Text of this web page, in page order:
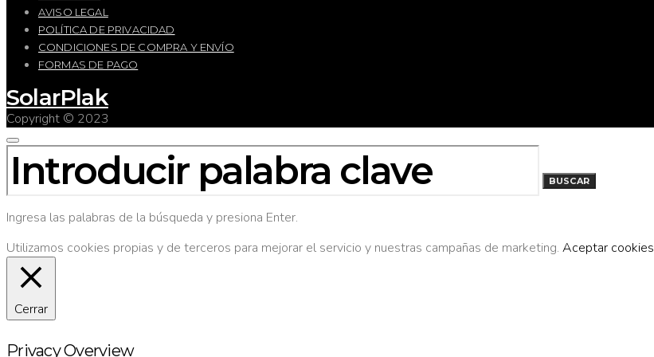
AVISO LEGAL
POLÍTICA DE PRIVACIDAD
CONDICIONES DE COMPRA Y ENVÍO
FORMAS DE PAGO
SolarPlak
Copyright © 2023
BUSCAR
POR:
BUSCAR
Ingresa las palabras de la búsqueda y presiona Enter.
Utilizamos cookies propias y de terceros para mejorar el servicio y nuestras campañas de marketing. Aceptar cookies
Cerrar
Privacy Overview